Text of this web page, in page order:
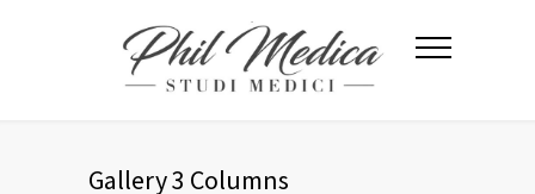
Gallery 3 Columns